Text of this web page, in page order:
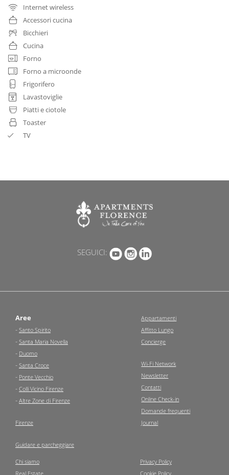
Internet wireless
Accessori cucina
Bicchieri
Cucina
Forno
Forno a microonde
Frigorifero
Lavastoviglie
Piatti e ciotole
Toaster
TV
SEGUICI:
Aree
- Santo Spirito
- Santa Maria Novella
- Duomo
- Santa Croce
- Ponte Vecchio
- Colli Vicino Firenze
- Altre Zone di Firenze
Firenze
Guidare e parcheggiare
Appartamenti
Affitto Lungo
Concierge
Wi-Fi Network
Newsletter
Contatti
Online Check-in
Domande frequenti
Journal
Chi siamo
Real Estate
Privacy Policy
Cookie Policy